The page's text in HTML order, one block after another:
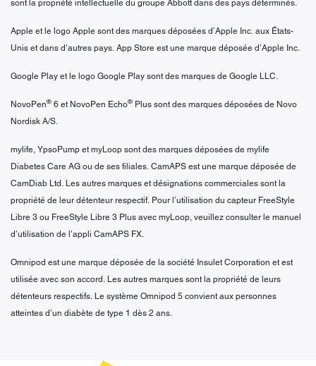
sont la propriété intellectuelle du groupe Abbott dans des pays déterminés.
Apple et le logo Apple sont des marques déposées d’Apple Inc. aux États-
Unis et dans d’autres pays. App Store est une marque déposée d’Apple Inc.
Google Play et le logo Google Play sont des marques de Google LLC.
NovoPen® 6 et NovoPen Echo® Plus sont des marques déposées de Novo
Nordisk A/S.
mylife, YpsoPump et myLoop sont des marques déposées de mylife
Diabetes Care AG ou de ses filiales. CamAPS est une marque déposée de
CamDiab Ltd. Les autres marques et désignations commerciales sont la
propriété de leur détenteur respectif. Pour l’utilisation du capteur FreeStyle
Libre 3 ou FreeStyle Libre 3 Plus avec myLoop, veuillez consulter le manuel
d’utilisation de l’appli CamAPS FX.
Omnipod est une marque déposée de la société Insulet Corporation et est
utilisée avec son accord. Les autres marques sont la propriété de leurs
détenteurs respectifs. Le système Omnipod 5 convient aux personnes
atteintes d’un diabète de type 1 dès 2 ans.